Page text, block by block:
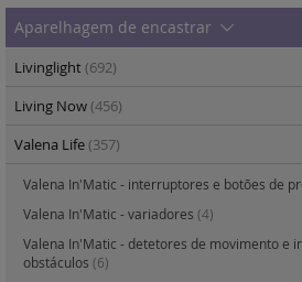
Aparelhagem de encastrar
Livinglight(692)
Living Now(456)
Valena Life(357)
Valena In'Matic - interruptores e botões de
Valena In'Matic - variadores (4)
Valena In'Matic - detetores de movimento e
obstáculos (6)